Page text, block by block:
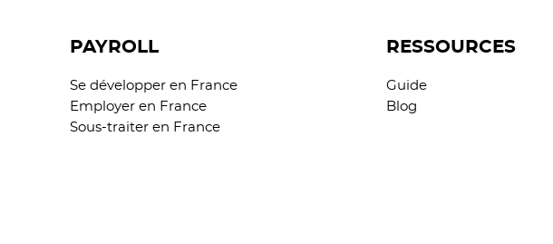
PAYROLL
Se développer en France
Employer en France
Sous-traiter en France
RESSOURCES
Guide
Blog